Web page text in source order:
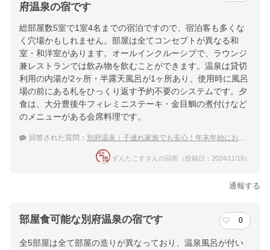
府温泉の宿です
総部屋数5室で1室4名までの宿泊ですので、宿泊客も多くな
く穴場かもしれません。部屋は全てコンセプトが異なる和
室・和洋室があります。オールインクルーシブで、ラウンジ
兼レストランでは飲み物を飲むことができます。温泉は貸切
利用の内湯が2ヶ所・半露天風呂が1ヶ所あり、使用時に風呂
場の前にある札をひっくり返す予約不要のシステムです。夕
食は、大分豊後牛フィレミニステーキ・金目鯛の煮付けなど
のメニューがある会席料理です。
回答された質問： 別府温泉｜子連れ家族でも安心！年末年始におすすめな穴場の宿は？
ずんたこすさんの回答（投稿日：2024/11/18）
通報する
部屋食可能な別府温泉の宿です 0
全5部屋は全て部屋の造りが異なっており、温泉風呂が付い